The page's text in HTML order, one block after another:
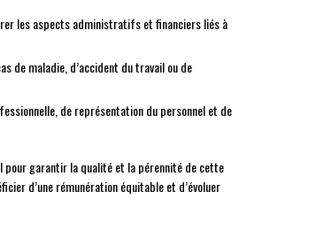
les aspects administratifs et financiers liés à
de maladie, d’accident du travail ou de
de représentation du personnel et de
pour garantir la qualité et la pérennité de cette
d’une rémunération équitable et d’évoluer